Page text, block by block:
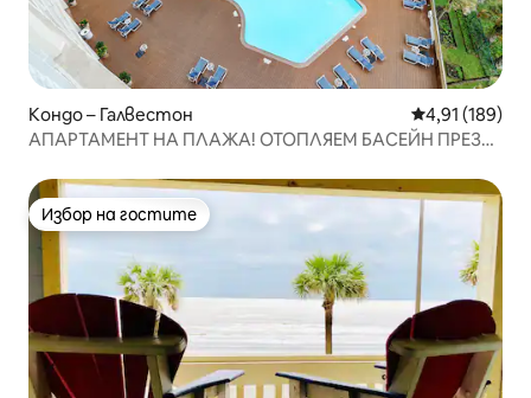
Кондо – Галвестон Средна
4,91 (189)
АПАРТАМЕНТ НА ПЛАЖА! ОТОПЛЯЕМ БАСЕЙН ПРЕЗ
Избор на гостите
Избор на гостите